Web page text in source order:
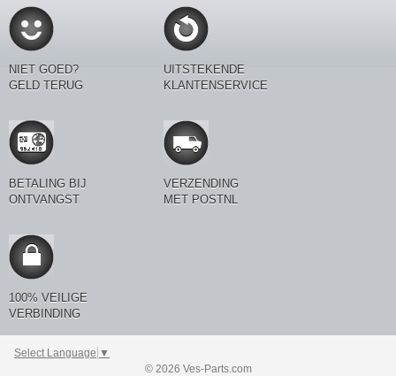
NIET GOED?
GELD TERUG
UITSTEKENDE
KLANTENSERVICE
BETALING BIJ
ONTVANGST
VERZENDING
MET POSTNL
100% VEILIGE
VERBINDING
Select Language ▼
© 2026 Ves-Parts.com